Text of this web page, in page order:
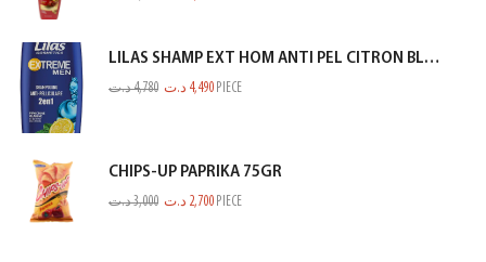
LILAS SHAMP EXT HOM ANTI PEL CITRON BLEU 350ML
4,780د.ت 4,490 د.ت PIECE
CHIPS-UP PAPRIKA 75GR
3,000د.ت 2,700 د.ت PIECE